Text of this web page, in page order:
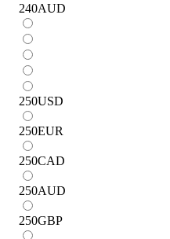
240AUD
250USD
250EUR
250CAD
250AUD
250GBP